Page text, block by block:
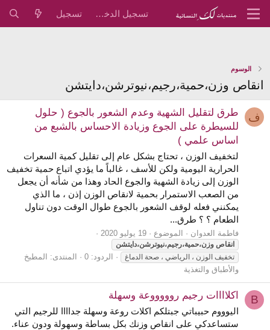
تسجيل الدخول تسجيل
الوسوم
انقاص وزن،حمية،رجيم،نيوترشن،دايتشن
ف
طرق لتقليل الشهية وعدم الشعور بالجوع ( حلول
للسيطرة على الجوع وزيادة الاحساس بالشبع من
اساس علمي )
لتخفيف الوزن ، تحتاج بشكل عام إلى تقليل كمية السعرات
الحرارية اليومية ولكن للأسف ، غالباً ما يؤدي اتباع حمية تخفيف
الوزن إلى زيادة الشهية والجوع الحاد وهذا من شأنه أن يجعل
من الصعب الاستمرار بحمية لانقاص الوزن إذن ، ما الذي
يمكنني فعله لوقف الشعور بالجوع طوال الوقت دون تناول
الطعام ؟ ؟ طرق...
فاطمة العدوان الموضوع 19 يوليو 2020
انقاص وزن،حمية،رجيم،نيوترشن،دايتشن
تخفيف الوزن ، الرياضي ، صحة الدماغ
الردود: 0 المنتدى:
المطبخ
والأطباق والتغذية
B اكلاااات رجيم روووووعة وسهلة
اليوووم حبيباتي جبتلكم اكلات روعة وسهلة جداااا للرجيم التي
ستساعدكي على انقاص وزنك بكل بساطة وسهولة ودون عناء.